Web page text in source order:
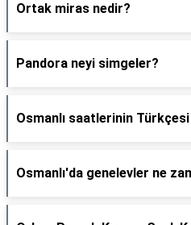
Ortak miras nedir?
Pandora neyi simgeler?
Osmanlı saatlerinin
Osmanlı'da genelevler ne